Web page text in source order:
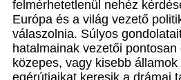
felmérhetetlenül nehéz
Európa és a világ vezető
válaszolnia. Súlyos
hatalmainak vezetői
közepes, vagy kisebb
egérútjaikat keresik a drámai